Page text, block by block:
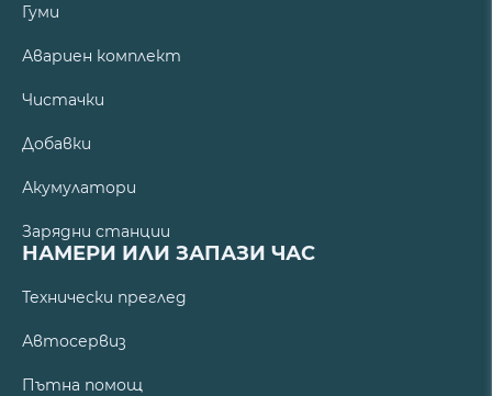
Гуми
Авариен комплект
Чистачки
Добавки
Акумулатори
Зарядни станции
НАМЕРИ ИЛИ ЗАПАЗИ ЧАС
Технически преглед
Автосервиз
Пътна помощ